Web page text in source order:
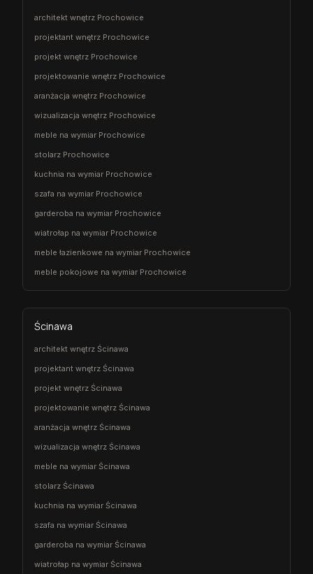
architekt wnętrz Prochowice
projektant wnętrz Prochowice
projekt wnętrz Prochowice
projektowanie wnętrz Prochowice
aranżacja wnętrz Prochowice
wizualizacja wnętrz Prochowice
meble na wymiar Prochowice
stolarz Prochowice
kuchnia na wymiar Prochowice
szafa na wymiar Prochowice
garderoba na wymiar Prochowice
wiatrołap na wymiar Prochowice
meble łazienkowe na wymiar Prochowice
meble pokojowe na wymiar Prochowice
Ścinawa
architekt wnętrz Ścinawa
projektant wnętrz Ścinawa
projekt wnętrz Ścinawa
projektowanie wnętrz Ścinawa
aranżacja wnętrz Ścinawa
wizualizacja wnętrz Ścinawa
meble na wymiar Ścinawa
stolarz Ścinawa
kuchnia na wymiar Ścinawa
szafa na wymiar Ścinawa
garderoba na wymiar Ścinawa
wiatrołap na wymiar Ścinawa